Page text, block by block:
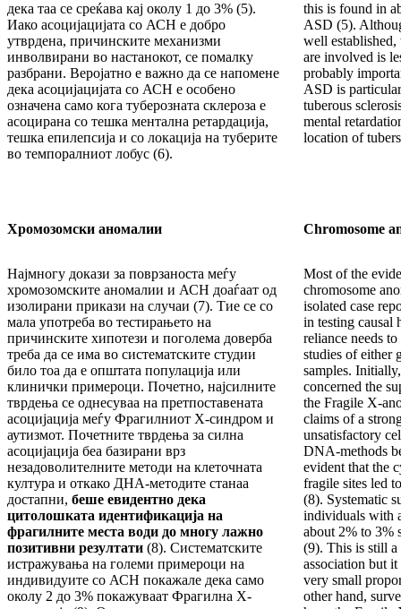
дека таа се среќава кај околу 1 до 3% (5).
Иако асоцијацијата со АСН е добро
утврдена, причинските механизми
инволвирани во настанокот, се помалку
разбрани. Веројатно е важно да се напомене
дека асоцијацијата со АСН е особено
означена само кога туберозната склероза е
асоцирана со тешка ментална ретардација,
тешка епилепсија и со локација на туберите
во темпоралниот лобус (6).
this is found in
ASD (5).
well established,
are involved is
probably
ASD is
tuberous
mental
location of
Хромозомски аномалии Chromosome
Најмногу докази за поврзаноста меѓу
хромозомските аномалии и АСН доаѓаат од
изолирани прикази на случаи (7). Тие се со
мала употреба во тестирањето на
причинските хипотези и поголема доверба
треба да се има во систематските студии
било тоа да е општата популација или
клинички примероци. Почетно, најсилните
тврдења се однесуваа на претпоставената
асоцијација меѓу Фрагилниот X-синдром и
аутизмот. Почетните тврдења за силна
асоцијација беа базирани врз
незадоволителните методи на клеточната
култура и откако ДНА-методите станаа
достапни, беше евидентно дека
цитолошката идентификација на
фрагилните места води до многу лажно
позитивни резултати (8). Систематските
истражувања на големи примероци на
индивидуите со АСН покажале дека само
околу 2 до 3% покажуваат Фрагилна X-
Most of the
chromosome
isolated case
in testing causal
reliance needs
studies of either
samples.
concerned the
the Fragile X-
claims of a
unsatisfactory
DNA-methods
evident that the
fragile sites led
(8). Systematic
individuals with
about 2% to 3%
(9). This is still
association but
very small
other hand,